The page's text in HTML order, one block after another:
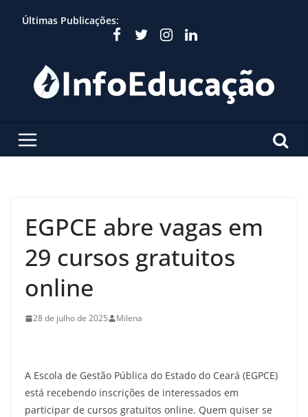
Últimas Publicações:
EGPCE abre vagas em
29 cursos gratuitos
online
28 de julho de 2025 Milena
A Escola de Gestão Pública do Estado do Ceará (EGPCE)
está recebendo inscrições de interessados em
participar de cursos gratuitos online. Quem quiser se